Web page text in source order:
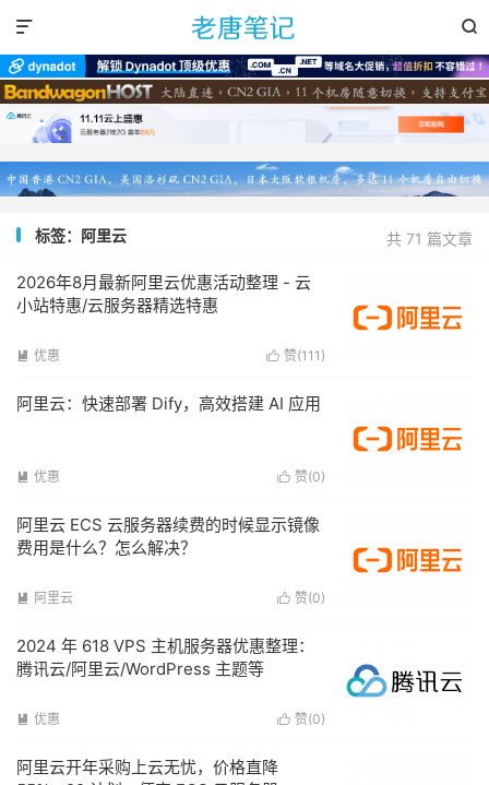


共 71 篇文章
标签：阿里云
2026年8月最新阿里云优惠活动整理 - 云
小站特惠/云服务器精选特惠
 赞(111 )
 优惠
阿里云：快速部署 Dify，高效搭建 AI 应用
 赞(0)
 优惠
阿里云 ECS 云服务器续费的时候显示镜像
费用是什么？怎么解决？
 赞(0)
 阿里云
2024 年 618 VPS 主机服务器优惠整理：
腾讯云/阿里云/WordPress 主题等
 赞(0)
 优惠
阿里云开年采购上云无忧，价格直降